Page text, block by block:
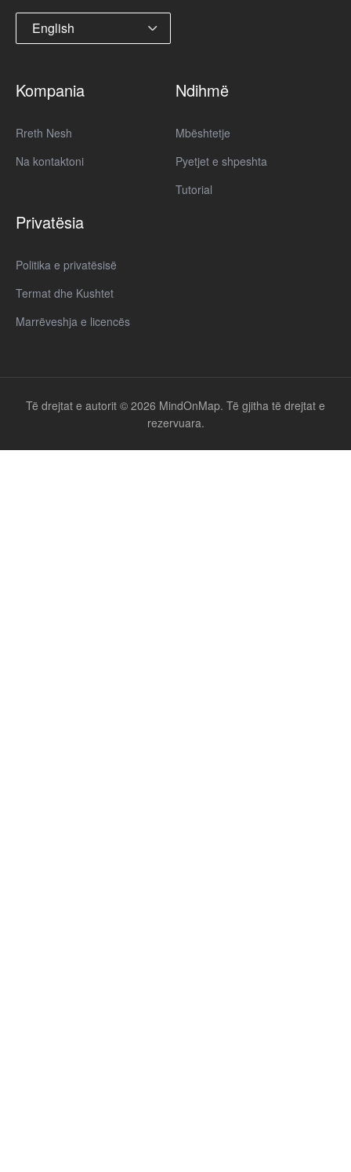
English
Kompania
Rreth Nesh
Na kontaktoni
Ndihmë
Mbështetje
Pyetjet e shpeshta
Tutorial
Privatësia
Politika e privatësisë
Termat dhe Kushtet
Marrëveshja e licencës
Të drejtat e autorit © 2026 MindOnMap. Të gjitha të drejtat e
rezervuara.